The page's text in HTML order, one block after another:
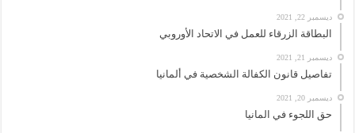
ديسمبر 22, 2021
البطاقة الزرقاء للعمل في الاتحاد الأوروبي
ديسمبر 21, 2021
تفاصيل قانون الكفالة الشخصية في ألمانيا
ديسمبر 20, 2021
حق اللجوء في المانيا